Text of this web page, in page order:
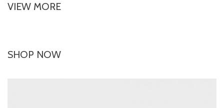
VIEW MORE
SHOP NOW